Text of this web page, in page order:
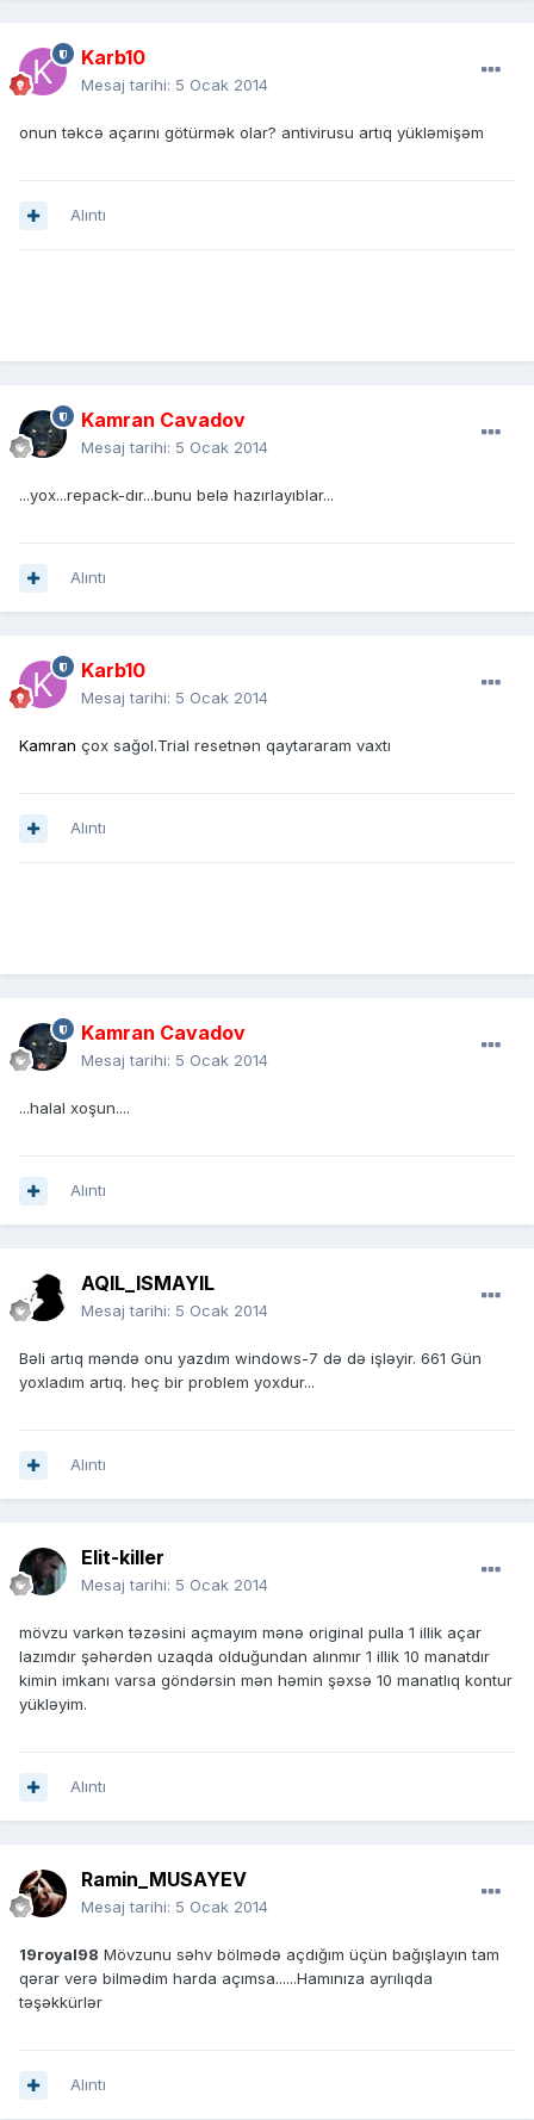
Karb10
Mesaj tarihi: 5 Ocak 2014
onun təkcə açarını götürmək olar? antivirusu artıq yükləmişəm
Alıntı
Kamran Cavadov
Mesaj tarihi: 5 Ocak 2014
...yox...repack-dır...bunu belə hazırlayıblar...
Alıntı
Karb10
Mesaj tarihi: 5 Ocak 2014
Kamran çox sağol.Trial resetnən qaytararam vaxtı
Alıntı
Kamran Cavadov
Mesaj tarihi: 5 Ocak 2014
...halal xoşun....
Alıntı
AQIL_ISMAYIL
Mesaj tarihi: 5 Ocak 2014
Bəli artıq məndə onu yazdım windows-7 də də işləyir. 661 Gün
yoxladım artıq. heç bir problem yoxdur...
Alıntı
Elit-killer
Mesaj tarihi: 5 Ocak 2014
mövzu varkən təzəsini açmayım mənə original pulla 1 illik açar
lazımdır şəhərdən uzaqda olduğundan alınmır 1 illik 10 manatdır
kimin imkanı varsa göndərsin mən həmin şəxsə 10 manatlıq kontur
yükləyim.
Alıntı
Ramin_MUSAYEV
Mesaj tarihi: 5 Ocak 2014
19royal98 Mövzunu səhv bölmədə açdığım üçün bağışlayın tam
qərar verə bilmədim harda açımsa......Hamınıza ayrılıqda
təşəkkürlər
Alıntı